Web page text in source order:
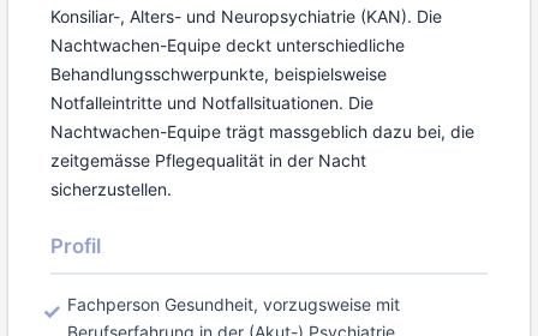
Konsiliar-, Alters- und Neuropsychiatrie (KAN). Die
Nachtwachen-Equipe deckt unterschiedliche
Behandlungsschwerpunkte, beispielsweise
Notfalleintritte und Notfallsituationen. Die
Nachtwachen-Equipe trägt massgeblich dazu bei, die
zeitgemässe Pflegequalität in der Nacht
sicherzustellen.
Profil
Fachperson Gesundheit, vorzugsweise mit
Berufserfahrung in der (Akut-) Psychiatrie